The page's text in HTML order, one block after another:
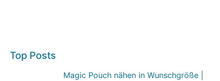
Top Posts
Magic Pouch nähen in Wunschgröße |